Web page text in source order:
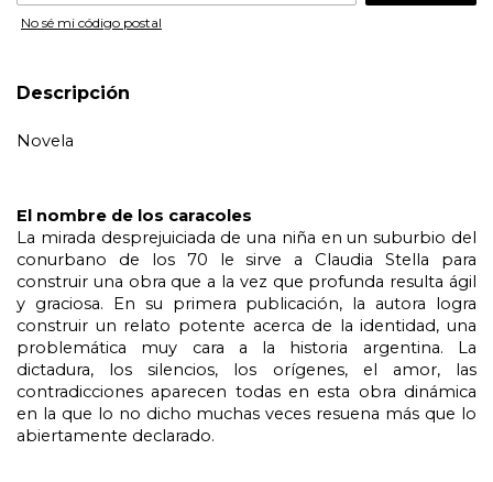
No sé mi código postal
Descripción
Novela
El nombre de los caracoles
La mirada desprejuiciada de una niña en un suburbio del
conurbano de los 70 le sirve a Claudia Stella para
construir una obra que a la vez que profunda resulta ágil
y graciosa. En su primera publicación, la autora logra
construir un relato potente acerca de la identidad, una
problemática muy cara a la historia argentina. La
dictadura, los silencios, los orígenes, el amor, las
contradicciones aparecen todas en esta obra dinámica
en la que lo no dicho muchas veces resuena más que lo
abiertamente declarado.